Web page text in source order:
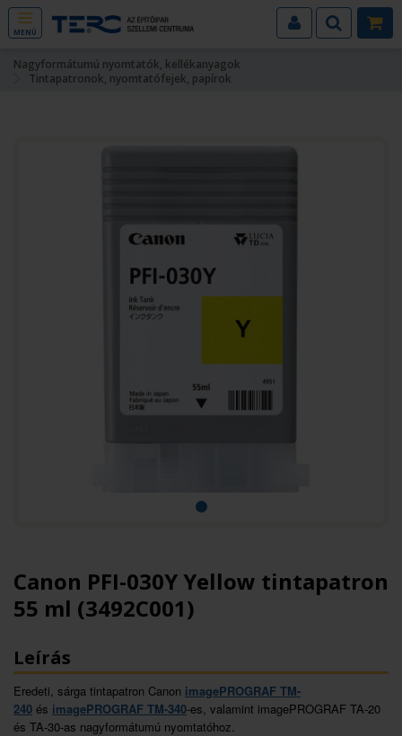
MENÜ
Nagyformátumú nyomtatók, kellékanyagok
Tintapatronok, nyomtatófejek, papírok
Canon PFI-030Y Yellow tintapatron
55 ml (3492C001)
Leírás
Eredeti, sárga tintapatron Canon imagePROGRAF TM-
240 és imagePROGRAF TM-340-es, valamint imagePROGRAF TA-20
és TA-30-as nagyformátumú nyomtatóhoz.